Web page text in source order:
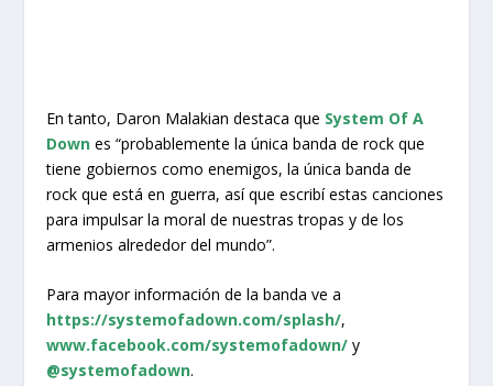
En tanto, Daron Malakian destaca que System Of A
Down es “probablemente la única banda de rock que
tiene gobiernos como enemigos, la única banda de
rock que está en guerra, así que escribí estas canciones
para impulsar la moral de nuestras tropas y de los
armenios alrededor del mundo”.
Para mayor información de la banda ve a
https://systemofadown.com/splash/,
www.facebook.com/systemofadown/ y
@systemofadown.